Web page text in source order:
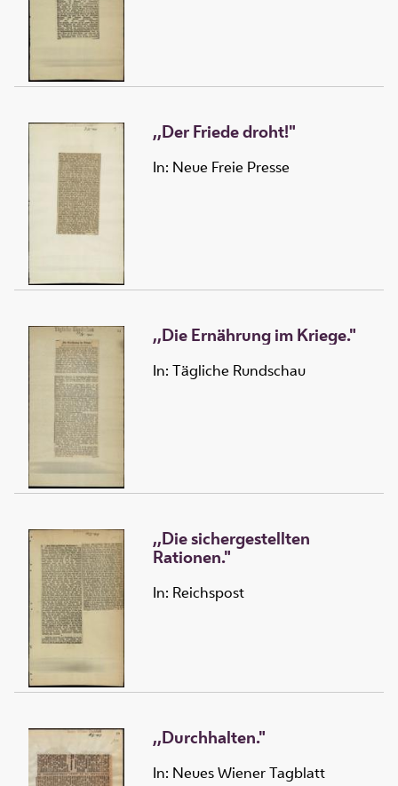
,,Der Friede droht!"
In: Neue Freie Presse
,,Die Ernährung im Kriege."
In: Tägliche Rundschau
,,Die sichergestellten
Rationen."
In: Reichspost
,,Durchhalten."
In: Neues Wiener Tagblatt